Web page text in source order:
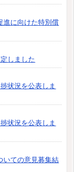
進に向けた特別償
しました
状況を公表しま
状況を公表しま
いての意見募集結